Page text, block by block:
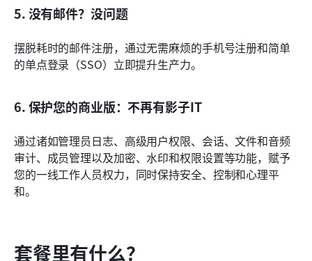
5. 没有邮件？没问题
摆脱耗时的邮件注册，通过无需麻烦的手机号注册和简单
的单点登录（SSO）立即提升生产力。
6. 保护您的商业版：不再有影子IT
通过诸如管理员日志、高级用户权限、会话、文件和音频
审计、成员管理以及加密、水印和权限设置等功能，赋予
您的一线工作人员权力，同时保持安全、控制和心理平
和。
套餐里有什么？